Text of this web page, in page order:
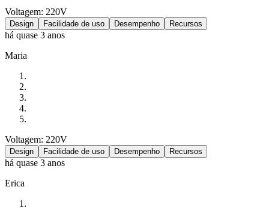
Voltagem: 220V
Design Facilidade de uso Desempenho Recursos
há quase 3 anos
Maria
Voltagem: 220V
Design Facilidade de uso Desempenho Recursos
há quase 3 anos
Erica